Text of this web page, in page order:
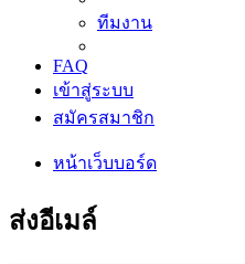
ทีมงาน
FAQ
เข้าสู่ระบบ
สมัครสมาชิก
หน้าเว็บบอร์ด
ส่งอีเมล์